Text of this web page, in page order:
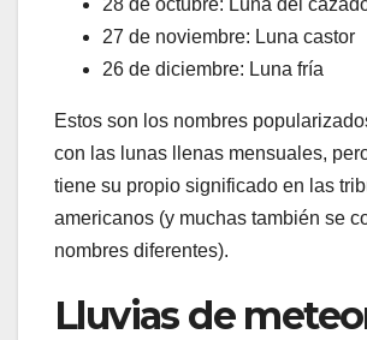
27 de noviembre: Luna castor
26 de diciembre: Luna fría
Estos son los nombres
con las lunas llenas mensuales,
tiene su propio significado en las
americanos (y muchas también se
nombres diferentes).
Lluvias de